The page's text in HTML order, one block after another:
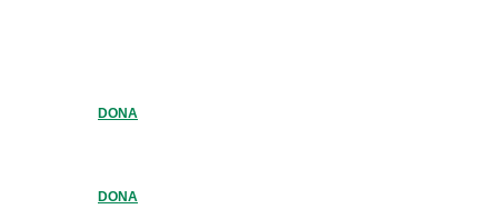
DONA
DONA